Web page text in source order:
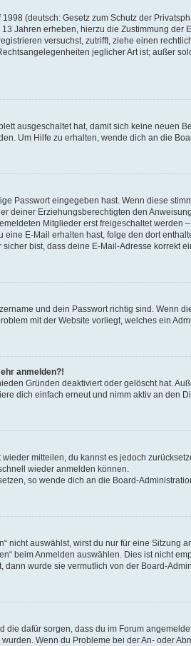
(deutsch: Gesetz zum Schutz der
Jahren erheben, hierzu die Zustimmung
versuchst, zutrifft, ziehe einen
jeglicher Art ist; außer
ausgeschaltet hat, damit sich keine neuen
Um Hilfe zu erhalten, wende dich an die
Passwort eingegeben hast. Wenn diese
deiner Erziehungsberechtigten den
Mitglieder erst freigeschaltet werden
E-Mail erhalten hast, folge den dort
bist, dass deine E-Mail-Adresse korrekt
und dein Passwort richtig sind. Wenn
mit der Website vorliegt, welches ein
anmelden?!
Gründen deaktiviert oder gelöscht hat.
dich einfach erneut und nimm aktiv an den
mitteilen, du kannst es jedoch
wieder anmelden können.
so wende dich an die Board-
nicht auswählst, wirst du nur für eine
beim Anmelden auswählen. Dies ist nicht
wurde sie vermutlich von der Board-
die dafür sorgen, dass du im Forum
Wenn du Probleme bei der An- oder